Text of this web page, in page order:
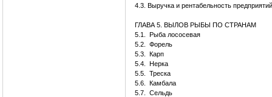
4.3. Выручка и рентабельность
ГЛАВА 5. ВЫЛОВ РЫБЫ ПО СТРАНАМ
5.1.
Рыба лососевая
5.2.
Форель
5.3.
Карп
5.4.
Нерка
5.5.
Треска
5.6.
Камбала
5.7.
Сельдь